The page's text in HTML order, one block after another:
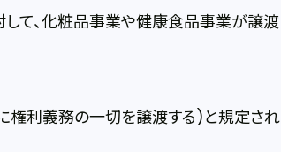
て、化粧品事業や健康食品事業が譲渡
権利義務の一切を譲渡する)と規定され